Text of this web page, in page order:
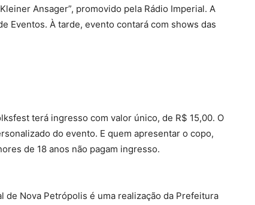
Ansager”, promovido pela Rádio Imperial. A
Eventos. À tarde, evento contará com shows das
terá ingresso com valor único, de R$ 15,00. O
do evento. E quem apresentar o copo,
de 18 anos não pagam ingresso.
de Nova Petrópolis é uma realização da Prefeitura